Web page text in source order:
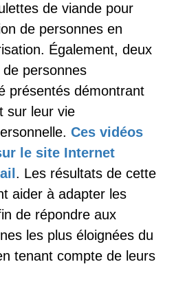
de viande pour
de personnes en
Également, deux
personnes
présentés démontrant
sur leur vie
Ces vidéos
le site Internet
. Les résultats de cette
aider à adapter les
de répondre aux
les plus éloignées du
tenant compte de leurs